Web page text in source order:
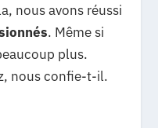
nous avons réussi
. Même si
plus.
nous confie-t-il.